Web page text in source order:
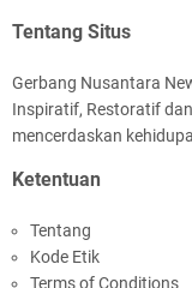
Tentang Situs
Gerbang Nusantara
Inspiratif, Restoratif
mencerdaskan
Ketentuan
Tentang
Kode Etik
Terms of Conditions